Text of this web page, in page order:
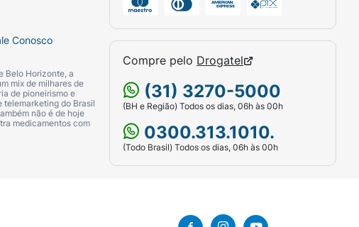
Conosco
Belo Horizonte, a
mix de milhares de
de pioneirismo e
telemarketing do Brasil
não é de hoje
medicamentos com
Compre pelo Drogatel
(31) 3270-5000
(BH e Região) Todos os dias, 06h às 00h
0300.313.1010.
(Todo Brasil) Todos os dias, 06h às 00h